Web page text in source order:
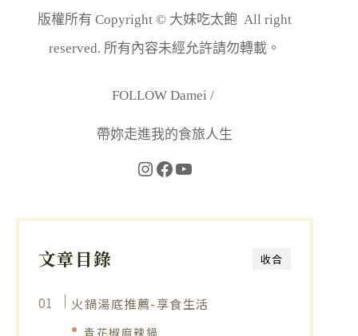
版權所有 Copyright © 大妹吃太飽 All right
reserved. 所有內容未經允許請勿轉載。
FOLLOW Damei /
帶妳走進我的食旅人生
收合
文章目錄
火鍋湯底推薦-享食生活
青花椒麻辣鍋